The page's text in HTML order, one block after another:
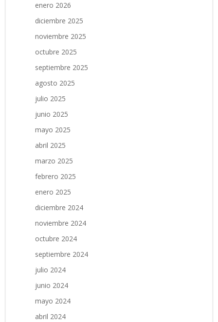
enero 2026
diciembre 2025
noviembre 2025
octubre 2025
septiembre 2025
agosto 2025
julio 2025
junio 2025
mayo 2025
abril 2025
marzo 2025
febrero 2025
enero 2025
diciembre 2024
noviembre 2024
octubre 2024
septiembre 2024
julio 2024
junio 2024
mayo 2024
abril 2024